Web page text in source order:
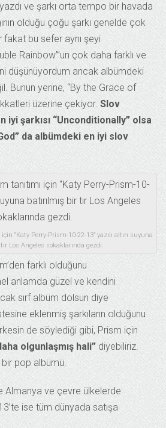
ve şarkı orta tempo bir havada
olduğu çoğu şarkı genelde çok
fakat bu sefer aynı şeyi
Rainbow”’un çok daha farklı ve
düşünüyordum ancak albümdeki
Bunun yerine, “By the Grace of
üzerine çekiyor. Slov
iyi şarkısı “Unconditionally” olsa
da albümdeki en iyi slov
“Katy Perry-Prism-10-22-13” yazılı altın suyuna
tır Los Angeles sokaklarında gezdi.
farklı olduğunu
anlamda güzel ve kendini
sırf albüm dolsun diye
eklenmiş şarkıların olduğunu
de söylediği gibi, Prism için
olgunlaşmış hali” diyebiliriz.
pop albümü.
Almanya ve çevre ülkelerde
ise tüm dünyada satışa